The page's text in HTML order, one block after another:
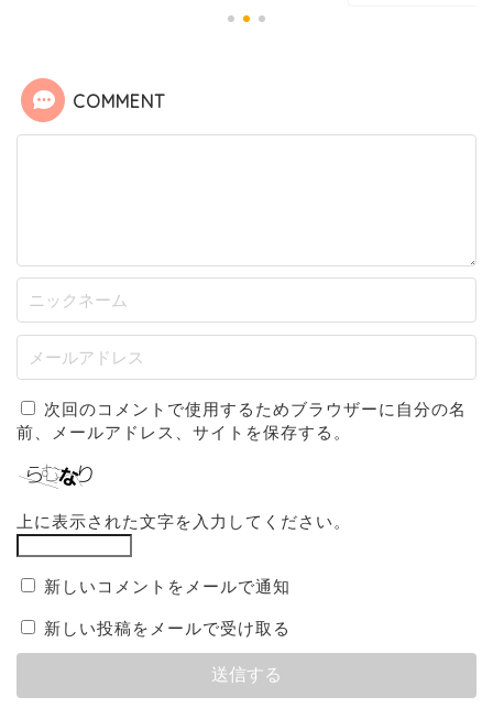
COMMENT
次回のコメントで使用するためブラウザーに自分の名
前、メールアドレス、サイトを保存する。
上に表示された文字を入力してください。
新しいコメントをメールで通知
新しい投稿をメールで受け取る